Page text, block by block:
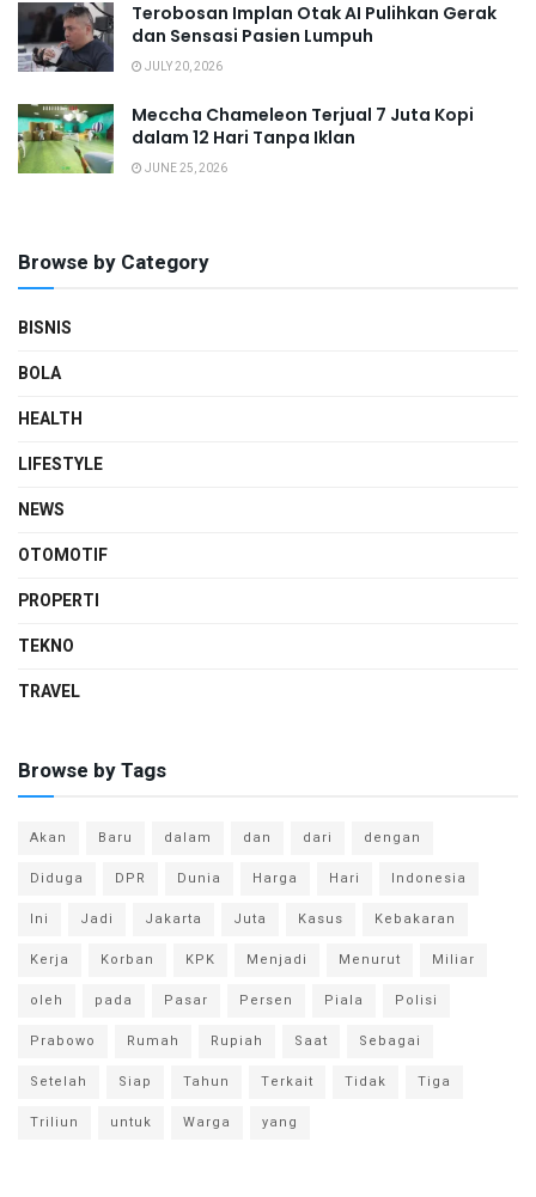
Terobosan Implan Otak AI Pulihkan Gerak
dan Sensasi Pasien Lumpuh
JULY 20, 2026
Meccha Chameleon Terjual 7 Juta Kopi
dalam 12 Hari Tanpa Iklan
JUNE 25, 2026
Browse by Category
BISNIS
BOLA
HEALTH
LIFESTYLE
NEWS
OTOMOTIF
PROPERTI
TEKNO
TRAVEL
Browse by Tags
Akan Baru dalam dan dari
dengan
Diduga
DPR Dunia Harga Hari
Indonesia
Ini
Jadi Jakarta Juta Kasus
Kebakaran
Kerja
Korban KPK Menjadi Menurut
Miliar
oleh
pada Pasar Persen Piala
Polisi
Prabowo
Rumah Rupiah Saat
Sebagai
Setelah
Siap Tahun Terkait Tidak
Tiga
Triliun
untuk Warga yang